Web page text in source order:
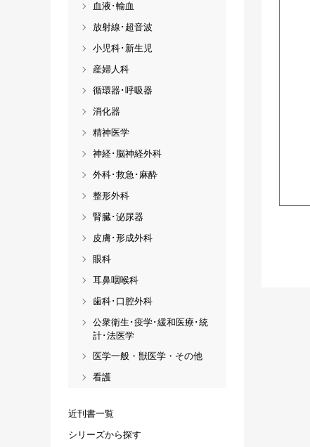
血液･輸血
放射線･超音波
小児科･新生児
産婦人科
循環器･呼吸器
消化器
精神医学
神経･脳神経外科
外科･救急･麻酔
整形外科
腎臓･泌尿器
皮膚･形成外科
眼科
耳鼻咽喉科
歯科･口腔外科
公衆衛生･疫学･緩和医療･統
計･法医学
医学一般・獣医学・その他
看護
近刊書一覧
シリーズから探す